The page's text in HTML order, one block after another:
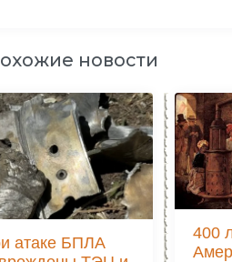
новости
атаке БПЛА
400